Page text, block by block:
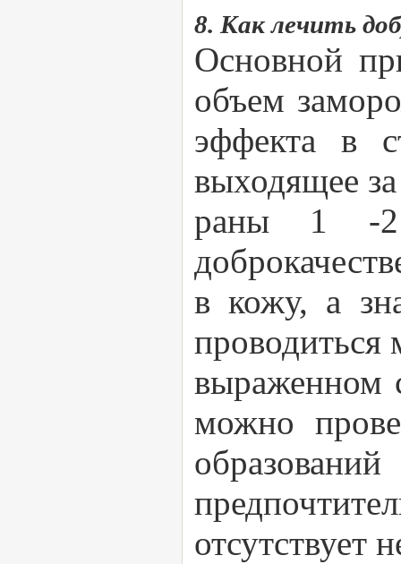
8. Как лечить
Основной
объем
эффекта в
выходящее
раны 1 -2
в кожу, а
проводиться
выраженном
можно
отсутствует